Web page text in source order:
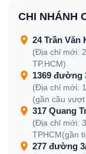
CHI NHÁNH
24 Trần Văn
(Địa chỉ mới:
TP.HCM)
1369 đường
(Địa chỉ mới:
(gần cầu
317 Quang
(Địa chỉ mới:
TPHCM(gần
277 đường